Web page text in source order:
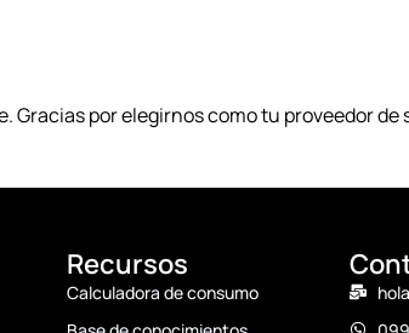
Gracias por elegirnos como tu proveedor de
Recursos
Calculadora de consumo